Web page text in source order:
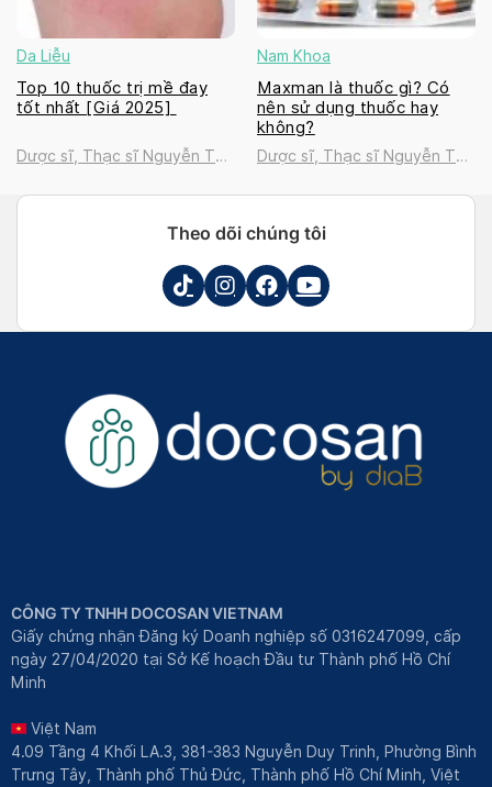
Da Liễu
Top 10 thuốc trị mề đay
tốt nhất [Giá 2025]
Dược sĩ, Thạc sĩ Nguyễn Thị
Nam Khoa
Maxman là thuốc gì? Có
nên sử dụng thuốc hay
không?
Dược sĩ, Thạc sĩ Nguyễn Thị
Theo dõi chúng tôi
CÔNG TY TNHH DOCOSAN VIETNAM
Giấy chứng nhận Đăng ký Doanh nghiệp số 0316247099, cấp
ngày 27/04/2020 tại Sở Kế hoạch Đầu tư Thành phố Hồ Chí
Minh
Việt Nam
4.09 Tầng 4 Khối LA.3, 381-383 Nguyễn Duy Trinh, Phường Bình
Trưng Tây, Thành phố Thủ Đức, Thành phố Hồ Chí Minh, Việt